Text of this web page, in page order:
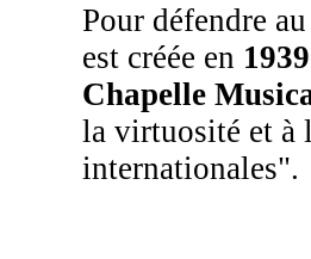
Pour défendre
est créée en 1939
Chapelle
la virtuosité et à
internationales".